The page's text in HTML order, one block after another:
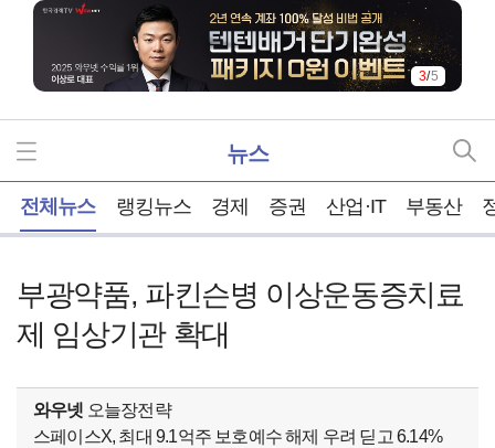
3/5
뉴스
전체뉴스 랭킹뉴스 경제 증권 산업·IT 부동산
부광약품, 파킨슨병 이상운동증치료
제 임상기관 확대
와우넷 오늘장전략
스페이스X, 최대 9.1억주 보호예수 해제 우려 딛고 6.14%